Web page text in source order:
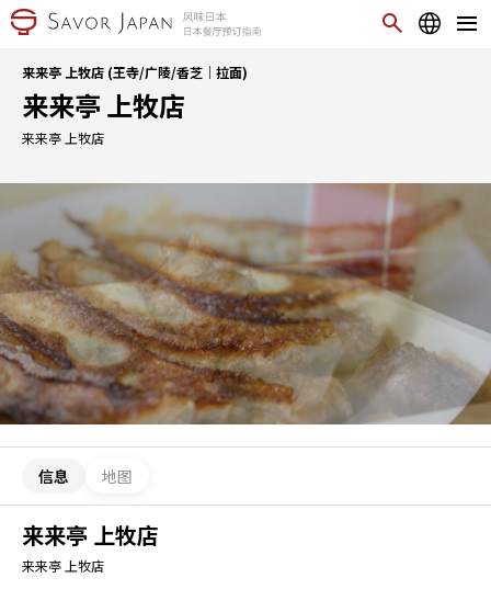
来来亭 上牧店 (王寺/广陵/香芝｜拉面)
来来亭 上牧店
来来亭 上牧店
信息 地图
来来亭 上牧店
来来亭 上牧店